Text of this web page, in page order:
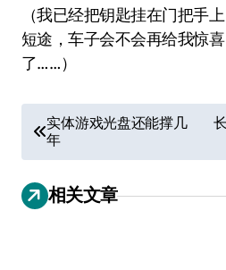
（我已经把钥匙挂在门把手
短途，车子会不会再给我惊
了……）
章
导
航
实体游戏光盘还能撑几
年
相关文章